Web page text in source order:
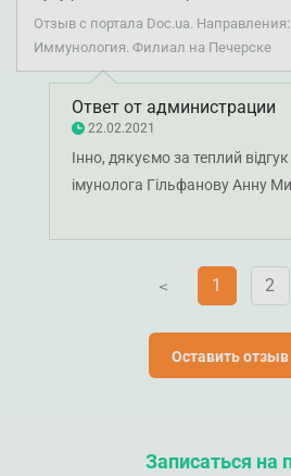
Отзыв с портала Doc.ua.
Иммунология. Филиал на Печерске
Ответ от администрации
22.02.2021
Інно, дякуємо за теплий
імунолога Гільфанову Анну
довіру і щиро бажаємо вам
V 1 2
Оставить отзыв
Записаться на